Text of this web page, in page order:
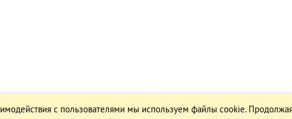
с пользователями мы используем файлы cookie.